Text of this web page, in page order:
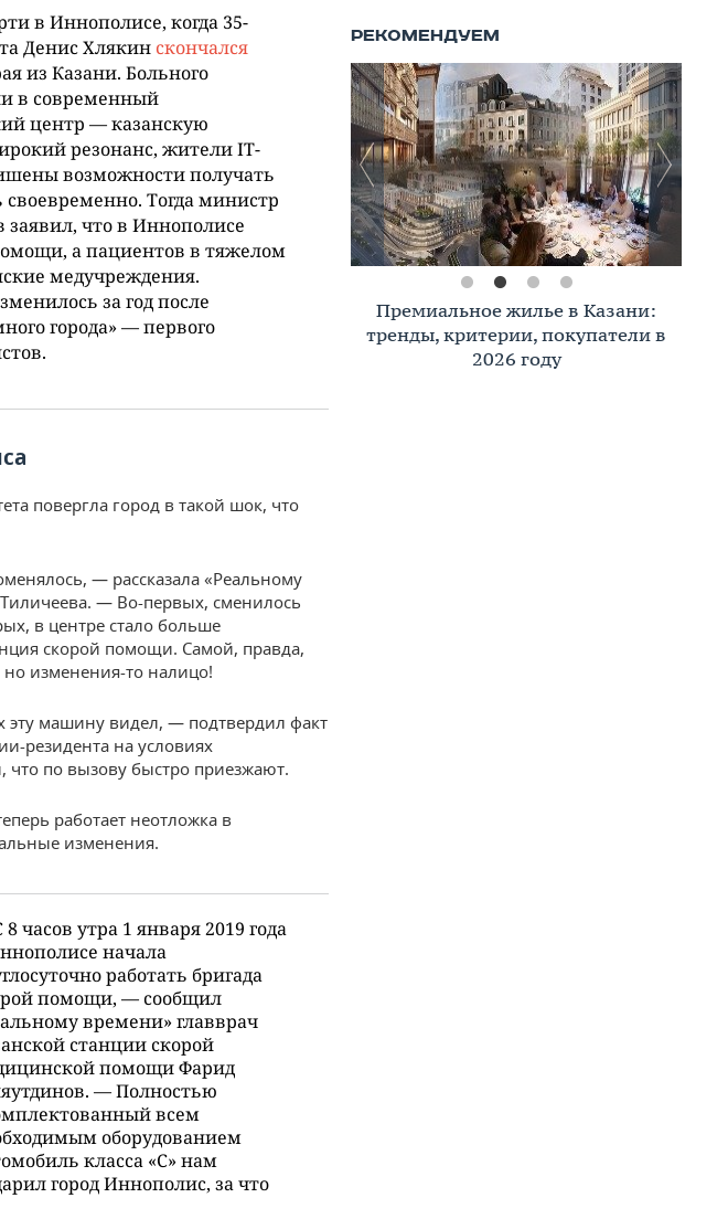
в Иннополисе, когда 35-
Денис Хлякин скончался
из Казани. Больного
в современный
центр — казанскую
резонанс, жители IT-
возможности получать
Тогда министр
что в Иннополисе
а пациентов в тяжелом
медучреждения.
за год после
города» — первого
повергла город в такой шок, что
— рассказала «Реальному
— Во-первых, сменилось
в центре стало больше
скорой помощи. Самой, правда,
но изменения-то налицо!
машину видел, — подтвердил факт
резидента на условиях
по вызову быстро приезжают.
работает неотложка в
изменения.
часов утра 1 января 2019 года
начала
работать бригада
помощи, — сообщил
времени» главврач
станции скорой
помощи Фарид
— Полностью
всем
оборудованием
класса «С» нам
город Иннополис, за что
Премиальное жилье в Казани:
тренды, критерии, покупатели в
2026 году